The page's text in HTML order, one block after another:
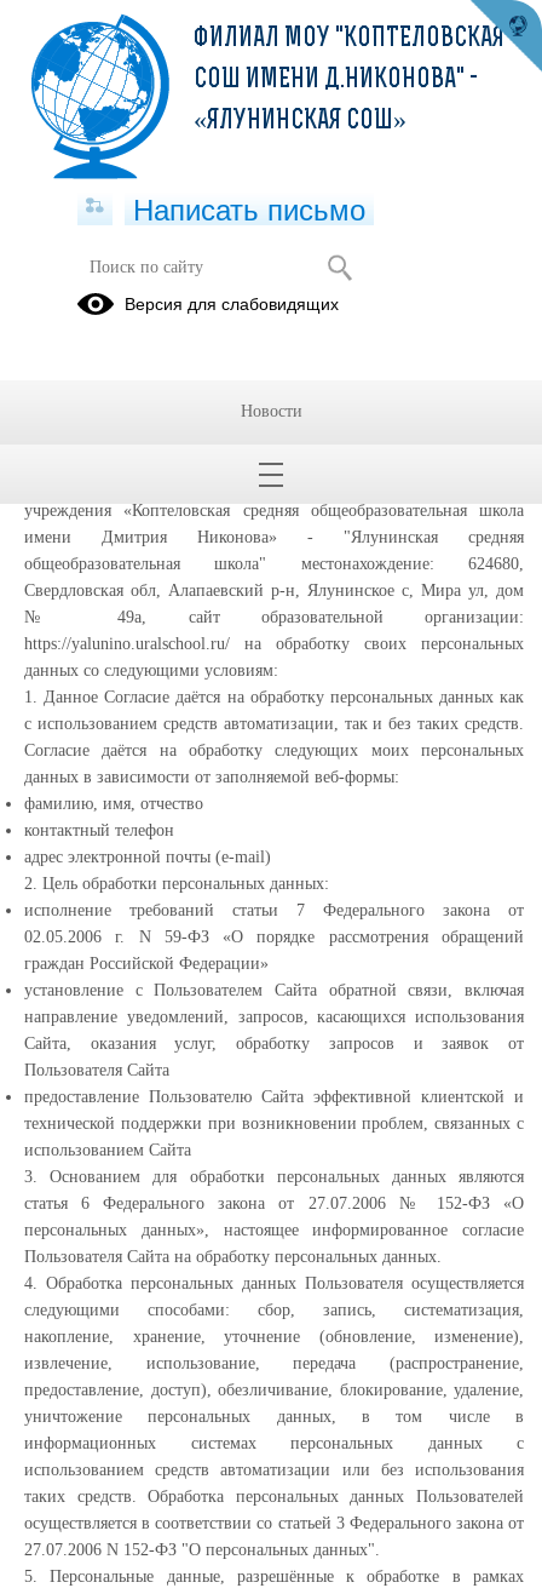
Информированное согласие
посетителя сайта на обработку
согласие Филиал муниципального общеобразовательного
учреждения «Коптеловская средняя общеобразовательная школа
имени Дмитрия Никонова» - "Ялунинская средняя
общеобразовательная школа" местонахождение: 624680,
Свердловская обл, Алапаевский р-н, Ялунинское с, Мира ул, дом
№ 49а, сайт образовательной организации:
https://yalunino.uralschool.ru/ на обработку своих персональных
данных со следующими условиям:
1. Данное Согласие даётся на обработку персональных данных как
с использованием средств автоматизации, так и без таких средств.
Согласие даётся на обработку следующих моих персональных
данных в зависимости от заполняемой веб-формы:
фамилию, имя, отчество
контактный телефон
адрес электронной почты (e-mail)
2. Цель обработки персональных данных:
исполнение требований статьи 7 Федерального закона от
02.05.2006 г. N 59-ФЗ «О порядке рассмотрения обращений
граждан Российской Федерации»
установление с Пользователем Сайта обратной связи, включая
направление уведомлений, запросов, касающихся использования
Сайта, оказания услуг, обработку запросов и заявок от
Пользователя Сайта
предоставление Пользователю Сайта эффективной клиентской и
технической поддержки при возникновении проблем, связанных с
использованием Сайта
3. Основанием для обработки персональных данных являются
статья 6 Федерального закона от 27.07.2006 № 152-ФЗ «О
персональных данных», настоящее информированное согласие
Пользователя Сайта на обработку персональных данных.
4. Обработка персональных данных Пользователя осуществляется
следующими способами: сбор, запись, систематизация,
накопление, хранение, уточнение (обновление, изменение),
извлечение, использование, передача (распространение,
предоставление, доступ), обезличивание, блокирование, удаление,
уничтожение персональных данных, в том числе в
информационных системах персональных данных с
использованием средств автоматизации или без использования
таких средств. Обработка персональных данных Пользователей
осуществляется в соответствии со статьей 3 Федерального закона от
27.07.2006 N 152-ФЗ "О персональных данных".
5. Персональные данные, разрешённые к обработке в рамках
ФИЛИАЛ МОУ "КОПТЕЛОВСКАЯ
СОШ ИМЕНИ Д.НИКОНОВА" -
«ЯЛУНИНСКАЯ СОШ»
Написать письмо
Версия для слабовидящих
Новости